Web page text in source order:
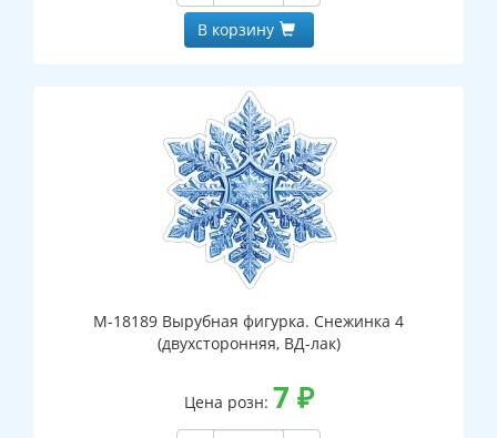
В корзину
М-18189 Вырубная фигурка. Снежинка 4
(двухсторонняя, ВД-лак)
Цена розн: 7 ₽